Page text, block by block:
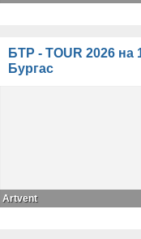
БТР - TOUR 2026 на
Бургас
Artvent